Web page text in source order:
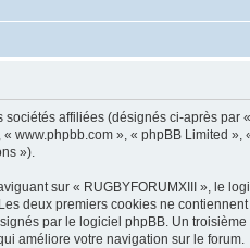
affiliées (désignés ci-après
www.phpbb.com », « phpBB Limited
»).
sur « RUGBYFORUMXIII », le
deux premiers cookies ne
par le logiciel phpBB. Un
améliore votre navigation sur le forum.